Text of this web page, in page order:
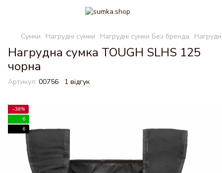
Сумки Нагрудні сумки Нагрудні сумки Без бренда
Нагрудна сумка TOUGH SLHS 125
чорна
Артикул: 00756 1 відгук
−38%
6
6